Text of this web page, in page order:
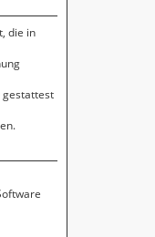
die in
gestattest